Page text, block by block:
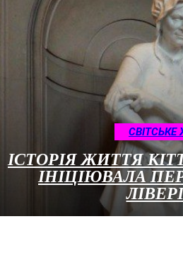
ІСТОРІЯ ЖИТТЯ
ІНІЦІЮВАЛА